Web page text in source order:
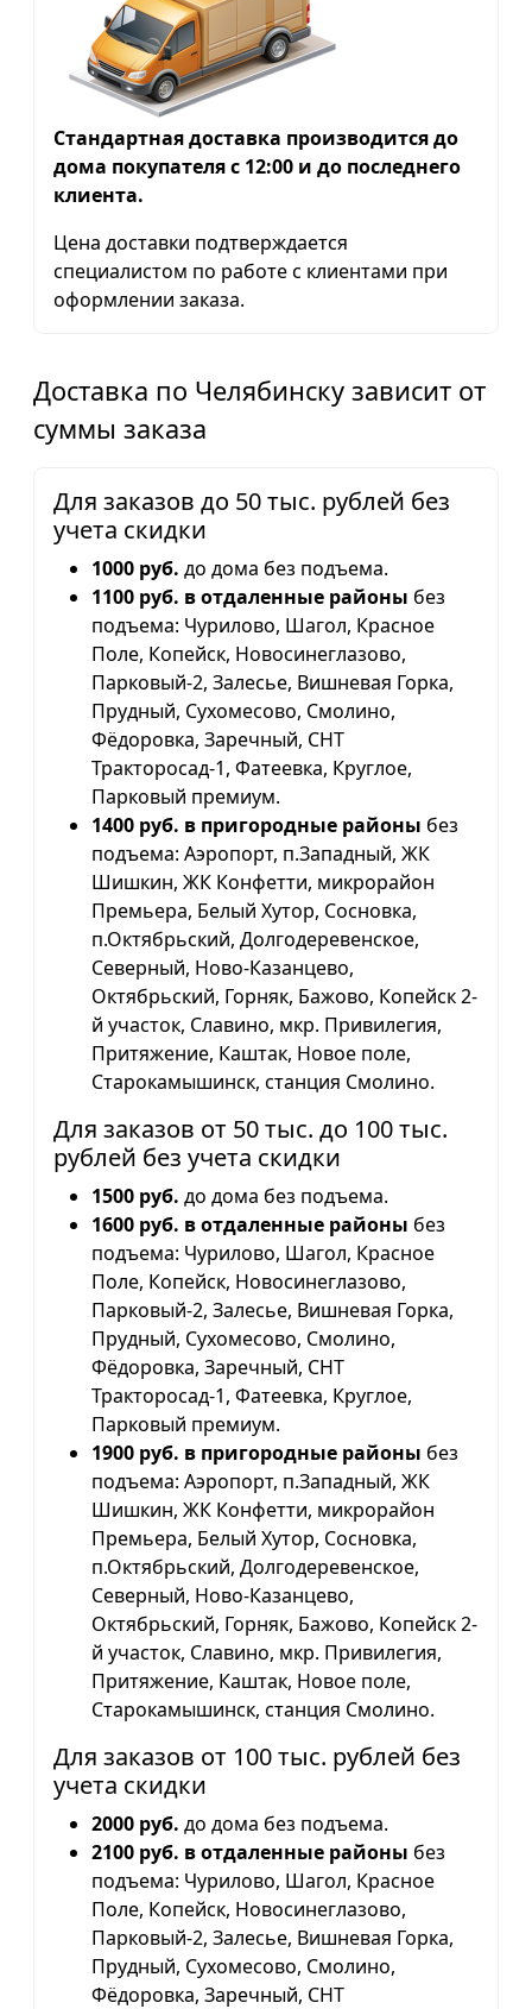
Стандартная доставка производится до
дома покупателя с 12:00 и до последнего
клиента.
Цена доставки подтверждается
специалистом по работе с клиентами при
оформлении заказа.
Доставка по Челябинску зависит от
суммы заказа
Для заказов до 50 тыс. рублей без
учета скидки
1000 руб. до дома без подъема.
1100 руб. в отдаленные районы без
подъема: Чурилово, Шагол, Красное
Поле, Копейск, Новосинеглазово,
Парковый-2, Залесье, Вишневая Горка,
Прудный, Сухомесово, Смолино,
Фёдоровка, Заречный, СНТ
Тракторосад-1, Фатеевка, Круглое,
Парковый премиум.
1400 руб. в пригородные районы без
подъема: Аэропорт, п.Западный, ЖК
Шишкин, ЖК Конфетти, микрорайон
Премьера, Белый Хутор, Сосновка,
п.Октябрьский, Долгодеревенское,
Северный, Ново-Казанцево,
Октябрьский, Горняк, Бажово, Копейск 2-
й участок, Славино, мкр. Привилегия,
Притяжение, Каштак, Новое поле,
Старокамышинск, станция Смолино.
Для заказов от 50 тыс. до 100 тыс.
рублей без учета скидки
1500 руб. до дома без подъема.
1600 руб. в отдаленные районы без
подъема: Чурилово, Шагол, Красное
Поле, Копейск, Новосинеглазово,
Парковый-2, Залесье, Вишневая Горка,
Прудный, Сухомесово, Смолино,
Фёдоровка, Заречный, СНТ
Тракторосад-1, Фатеевка, Круглое,
Парковый премиум.
1900 руб. в пригородные районы без
подъема: Аэропорт, п.Западный, ЖК
Шишкин, ЖК Конфетти, микрорайон
Премьера, Белый Хутор, Сосновка,
п.Октябрьский, Долгодеревенское,
Северный, Ново-Казанцево,
Октябрьский, Горняк, Бажово, Копейск 2-
й участок, Славино, мкр. Привилегия,
Притяжение, Каштак, Новое поле,
Старокамышинск, станция Смолино.
Для заказов от 100 тыс. рублей без
учета скидки
2000 руб. до дома без подъема.
2100 руб. в отдаленные районы без
подъема: Чурилово, Шагол, Красное
Поле, Копейск, Новосинеглазово,
Парковый-2, Залесье, Вишневая Горка,
Прудный, Сухомесово, Смолино,
Фёдоровка, Заречный, СНТ